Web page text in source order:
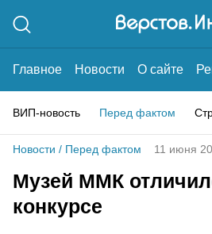
Главное Новости О сайте
ВИП-новость Перед фактом
Новости / Перед фактом 11 июня
Музей ММК
конкурсе